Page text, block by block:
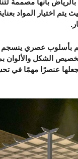
بأنها مصممة
يتم اختيار المواد
بأسلوب عصري ينسجم
تخصيص الشكل
عنصرًا مهمًا في